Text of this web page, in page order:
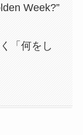
Week?”
「何をし